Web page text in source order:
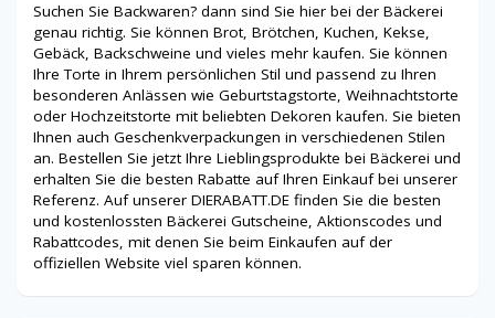
Suchen Sie Backwaren? dann sind Sie hier bei der Bäckerei
genau richtig. Sie können Brot, Brötchen, Kuchen, Kekse,
Gebäck, Backschweine und vieles mehr kaufen. Sie können
Ihre Torte in Ihrem persönlichen Stil und passend zu Ihren
besonderen Anlässen wie Geburtstagstorte, Weihnachtstorte
oder Hochzeitstorte mit beliebten Dekoren kaufen. Sie bieten
Ihnen auch Geschenkverpackungen in verschiedenen Stilen
an. Bestellen Sie jetzt Ihre Lieblingsprodukte bei Bäckerei und
erhalten Sie die besten Rabatte auf Ihren Einkauf bei unserer
Referenz. Auf unserer DIERABATT.DE finden Sie die besten
und kostenlossten Bäckerei Gutscheine, Aktionscodes und
Rabattcodes, mit denen Sie beim Einkaufen auf der
offiziellen Website viel sparen können.